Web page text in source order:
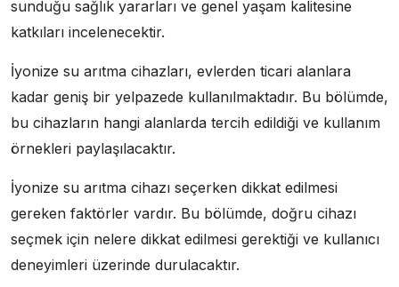
sunduğu sağlık yararları ve genel yaşam kalitesine
katkıları incelenecektir.
İyonize su arıtma cihazları, evlerden ticari alanlara
kadar geniş bir yelpazede kullanılmaktadır. Bu bölümde,
bu cihazların hangi alanlarda tercih edildiği ve kullanım
örnekleri paylaşılacaktır.
İyonize su arıtma cihazı seçerken dikkat edilmesi
gereken faktörler vardır. Bu bölümde, doğru cihazı
seçmek için nelere dikkat edilmesi gerektiği ve kullanıcı
deneyimleri üzerinde durulacaktır.